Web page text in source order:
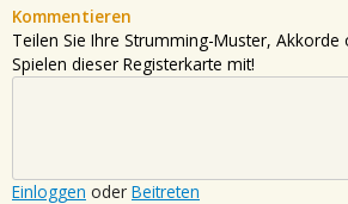
Kommentieren
Teilen Sie Ihre Strumming-Muster, Akkorde
Spielen dieser Registerkarte mit!
Einloggen oder Beitreten